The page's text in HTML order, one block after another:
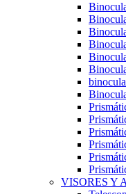
VISORES Y